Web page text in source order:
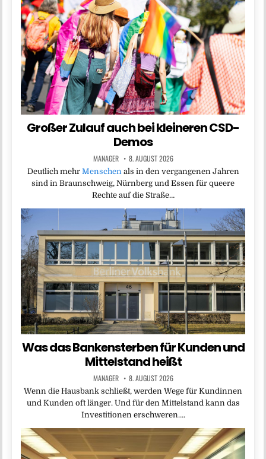
Großer Zulauf auch bei kleineren CSD-
Demos
MANAGER 8. AUGUST 2026
Deutlich mehr Menschen als in den vergangenen Jahren
sind in Braunschweig, Nürnberg und Essen für queere
Rechte auf die Straße…
Was das Bankensterben für Kunden und
Mittelstand heißt
MANAGER 8. AUGUST 2026
Wenn die Hausbank schließt, werden Wege für Kundinnen
und Kunden oft länger. Und für den Mittelstand kann das
Investitionen erschweren….